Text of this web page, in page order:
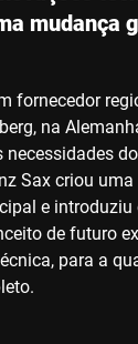
mudança
fornecedor
na
necessidades
Sax criou
e introduziu
de futuro
para a